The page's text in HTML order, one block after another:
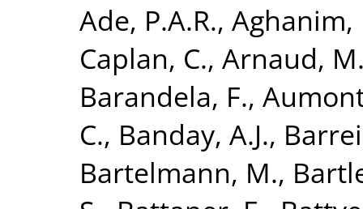
Ade, P.A.R., Aghanim,
Caplan, C., Arnaud,
Barandela, F.,
C., Banday, A.J.,
Bartelmann, M.,